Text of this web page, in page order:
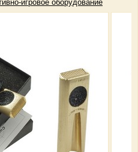
игровое оборудование